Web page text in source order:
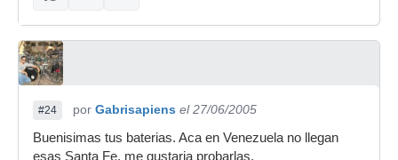
#24 por Gabrisapiens el 27/06/2005
Buenisimas tus baterias. Aca en Venezuela no llegan
esas Santa Fe, me gustaria probarlas.